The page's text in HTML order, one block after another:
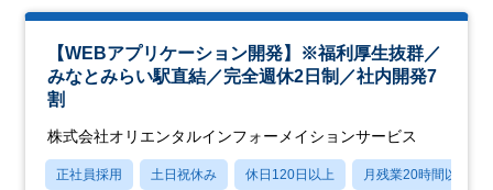
【WEBアプリケーション開発】※福利厚生抜群／
みなとみらい駅直結／完全週休2日制／社内開発7
割
株式会社オリエンタルインフォーメイションサービス
正社員採用 土日祝休み 休日120日以上 月残業20時間以内